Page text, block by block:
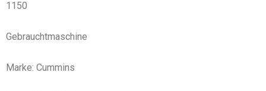
1150
Gebrauchtmaschine
Marke: Cummins